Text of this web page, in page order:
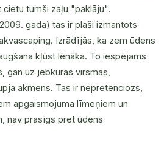
tumši zaļu "paklāju".
gada) tas ir plaši izmantots
Izrādījās, ka zem ūdens
kļūst lēnāka. To iespējams
gan uz jebkuras virsmas,
akmens. Tas ir nepretenciozs,
apgaismojuma līmeņiem un
nav prasīgs pret ūdens